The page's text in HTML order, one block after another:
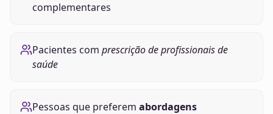
complementares
Pacientes com prescrição de profissionais de
saúde
Pessoas que preferem abordagens